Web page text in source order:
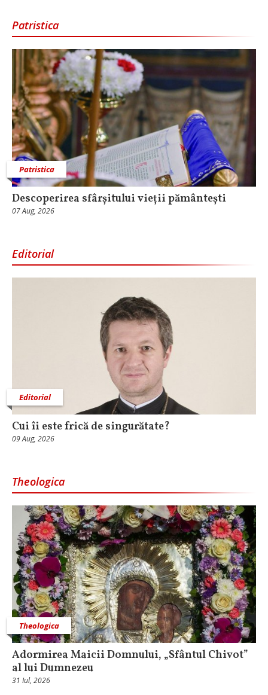
Patristica
Patristica
Descoperirea sfârșitului vieții pământești
07 Aug, 2026
Editorial
Editorial
Cui îi este frică de singurătate?
09 Aug, 2026
Theologica
Theologica
Adormirea Maicii Domnului, „Sfântul Chivot”
al lui Dumnezeu
31 Iul, 2026